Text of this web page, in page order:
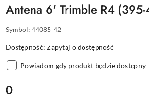
Antena 6' Trimble R4
Symbol: 44085-42
Dostępność:Zapytaj o dostępność
Powiadom gdy produkt będzie dostępny
cena:
0